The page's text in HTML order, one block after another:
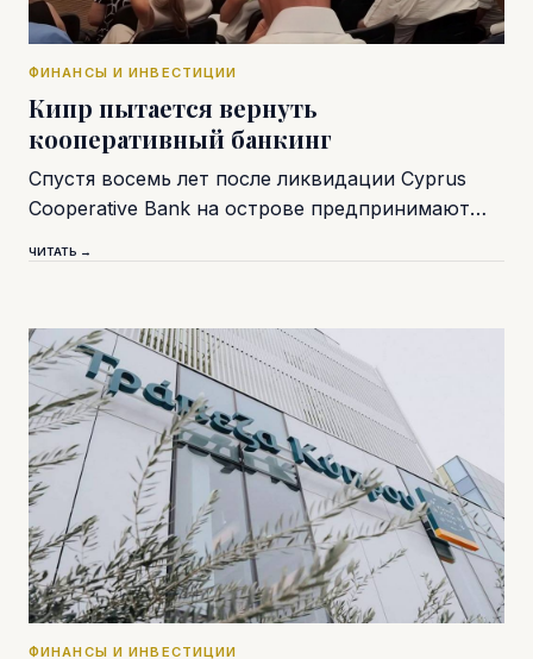
ФИНАНСЫ И ИНВЕСТИЦИИ
Кипр пытается вернуть
кооперативный банкинг
Спустя восемь лет после ликвидации Cyprus
Cooperative Bank на острове предпринимают…
ЧИТАТЬ →
ФИНАНСЫ И ИНВЕСТИЦИИ